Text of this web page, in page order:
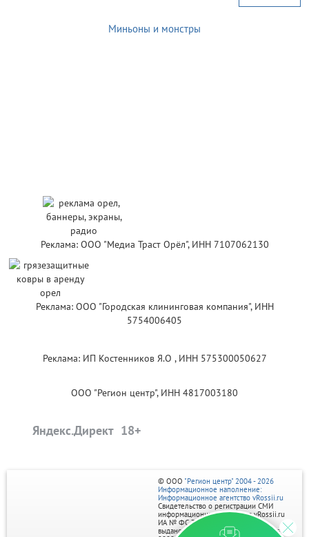
Миньоны и монстры
Реклама: ООО "Медиа Траст Орёл", ИНН 7107062130
Реклама: ООО "Городская клининговая компания", ИНН
5754006405
Реклама: ИП Костенников Я.О , ИНН 575300050627
ООО "Регион центр", ИНН 4817003180
Яндекс.Директ
© ООО "Регион центр" 2004 - 2026
Информационное наполнение:
Информационное агентство vRossii.ru
Свидетельство о регистрации СМИ
информационного агентства vRossii.ru
ИА № ФС 77‑35502
выдано РОСКОМНАДЗОРом 04 марта